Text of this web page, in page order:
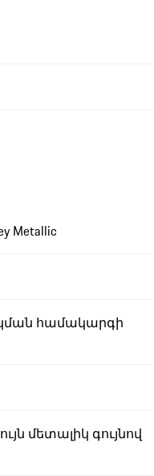
Metallic
համակարգի
մետալիկ գույնով